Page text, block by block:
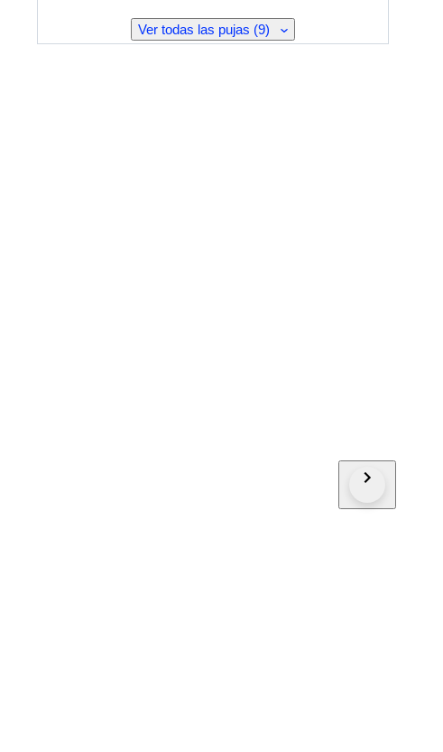
Ver todas las pujas (9)